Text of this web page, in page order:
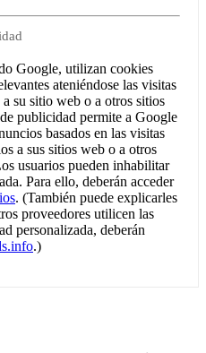
Google, utilizan cookies
ateniéndose las visitas
su sitio web o a otros sitios
publicidad permite a Google
basados en las visitas
a sus sitios web o a otros
usuarios pueden inhabilitar
Para ello, deberán acceder
. (También puede explicarles
proveedores utilicen las
personalizada, deberán
.)